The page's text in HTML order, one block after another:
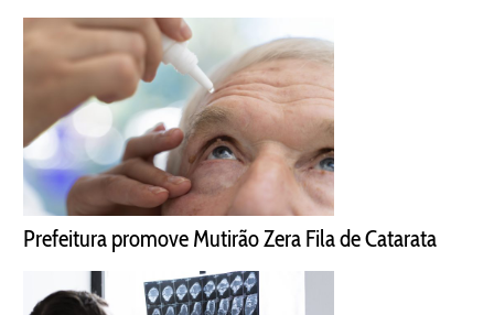
Prefeitura promove Mutirão Zera Fila de Catarata